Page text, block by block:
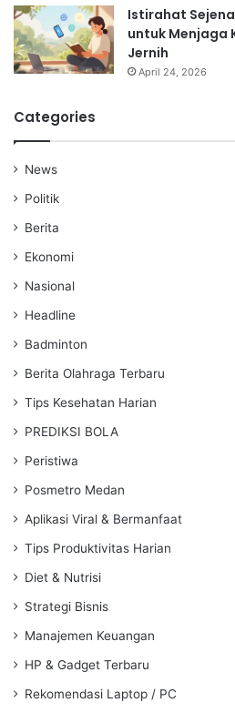
Istirahat
untuk Menjaga
Jernih
April 24, 2026
Categories
News
Politik
Berita
Ekonomi
Nasional
Headline
Badminton
Berita Olahraga Terbaru
Tips Kesehatan Harian
PREDIKSI BOLA
Peristiwa
Posmetro Medan
Aplikasi Viral & Bermanfaat
Tips Produktivitas Harian
Diet & Nutrisi
Strategi Bisnis
Manajemen Keuangan
HP & Gadget Terbaru
Rekomendasi Laptop / PC